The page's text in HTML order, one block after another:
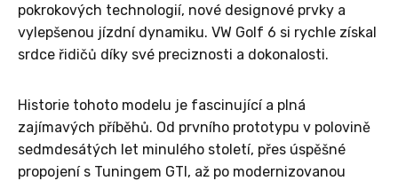
pokrokových technologií, nové designové prvky a
vylepšenou jízdní dynamiku. VW Golf 6 si rychle získal
srdce řidičů díky své preciznosti a dokonalosti.
Historie tohoto modelu je fascinující a plná
zajímavých příběhů. Od prvního prototypu v polovině
sedmdesátých let minulého století, přes úspěšné
propojení s Tuningem GTI, až po modernizovanou